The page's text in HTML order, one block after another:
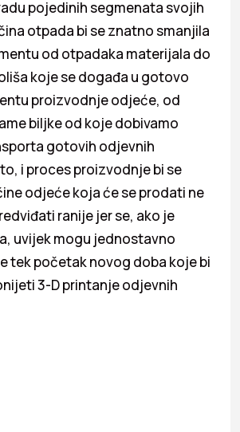
pojedinih segmenata svojih
otpada bi se znatno smanjila
od otpadaka materijala do
koje se događa u gotovo
proizvodnje odjeće, od
biljke od koje dobivamo
gotovih odjevnih
i proces proizvodnje bi se
odjeće koja će se prodati ne
ranije jer se, ako je
uvijek mogu jednostavno
tek početak novog doba koje bi
3-D printanje odjevnih